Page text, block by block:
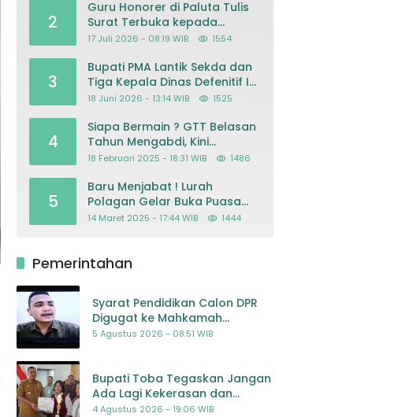
2
Guru Honorer di Paluta Tulis
Surat Terbuka kepada
Presiden Prabowo, Mohon
Kriminalisasi
17 Juli 2026 - 08:19 WIB 1554
3
Bupati PMA Lantik Sekda dan
Tiga Kepala Dinas Defenitif Ini
orangnya
18 Juni 2026 - 13:14 WIB 1525
4
Siapa Bermain ? GTT Belasan
Tahun Mengabdi, Kini
Dikeluarkan Sepihak Dari
18 Februari 2025 - 18:31 WIB 1486
5
Baru Menjabat ! Lurah
Polagan Gelar Buka Puasa
Bersama
14 Maret 2025 - 17:44 WIB 1444
Pemerintahan
Syarat Pendidikan Calon DPR
Digugat ke Mahkamah
Konstitusi
5 Agustus 2026 - 08:51 WIB
Bupati Toba Tegaskan Jangan
Ada Lagi Kekerasan dan
Bullying Terhadap Anak,
4 Agustus 2026 - 19:06 WIB